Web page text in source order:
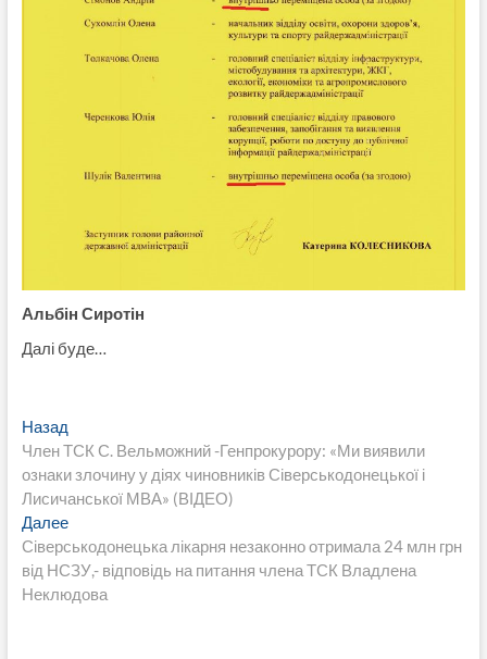
Альбін Сиротін
Далі буде…
Навигация
по
записям
НазадПредыдущая
запись:
Член ТСК С. Вельможний -Генпрокурору: «Ми виявили
ознаки злочину у діях чиновників Сіверськодонецької і
Лисичанської МВА» (ВІДЕО)
ДалееСледующая
запись:
Сіверськодонецька лікарня незаконно отримала 24 млн грн
від НСЗУ,- відповідь на питання члена ТСК Владлена
Неклюдова